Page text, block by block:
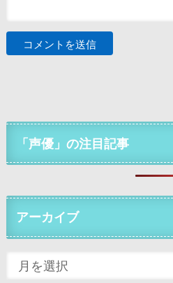
「声優」の注目記事
アーカイブ